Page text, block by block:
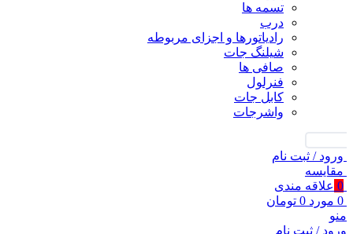
تسمه ها
درب
رادیاتورها و اجزای مربوطه
شیلنگ جات
صافی ها
فنرلول
کابل جات
واشرجات
ورود / ثبت نام
مقايسه
0 علاقه مندی
0 مورد 0 تومان
منو
ورود / ثبت نام